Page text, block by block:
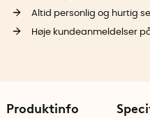
Altid personlig og hurtig
Høje kundeanmeldelser
Produktinfo